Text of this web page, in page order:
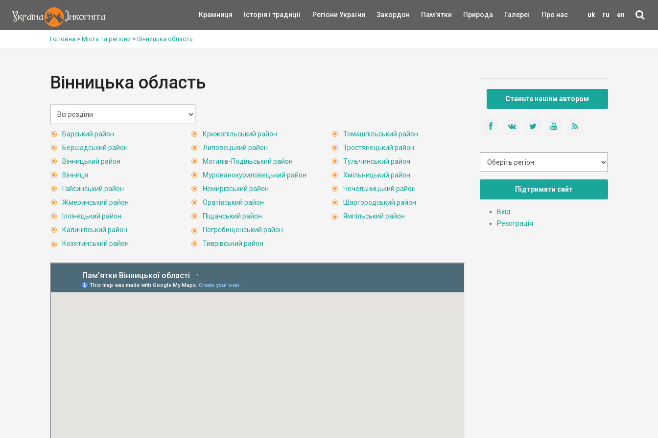
uk ru en
Крамниця Історія і традиції Регіони України Закордон Пам'ятки Природа Галереї Про нас
Головна > Міста та регіони > Вінницька область
Вінницька область
Барський район
Бершадський район
Вінницький район
Вінниця
Гайсинський район
Жмеринський район
Іллінецький район
Калинівський район
Козятинський район
Крижопільський район
Липовецький район
Могилів-Подільський район
Мурованокуриловецький район
Немирівський район
Оратівський район
Піщанський район
Погребищенський район
Тиврівський район
Томашпільський район
Тростянецький район
Тульчинський район
Хмільницький район
Чечельницький район
Шаргородський район
Ямпільський район
Станьте нашим автором
Підтримати сайт
Вхід
Реєстрація